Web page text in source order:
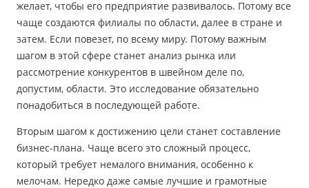
желает, чтобы его предприятие развивалось. Потому все
чаще создаются филиалы по области, далее в стране и
затем. Если повезет, по всему миру. Потому важным
шагом в этой сфере станет анализ рынка или
рассмотрение конкурентов в швейном деле по,
допустим, области. Это исследование обязательно
понадобиться в последующей работе.
Вторым шагом к достижению цели станет составление
бизнес-плана. Чаще всего это сложный процесс,
который требует немалого внимания, особенно к
мелочам. Нередко даже самые лучшие и грамотные